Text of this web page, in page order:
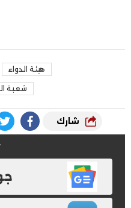
هيئة الدواء
شعبة
شارك